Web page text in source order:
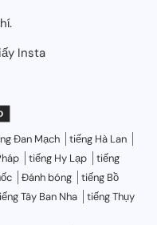
Insta
Đan Mạch
tiếng Hà Lan
tiếng Hy Lạp
tiếng
Đánh bóng
tiếng Bồ
Tây Ban Nha
tiếng Thụy